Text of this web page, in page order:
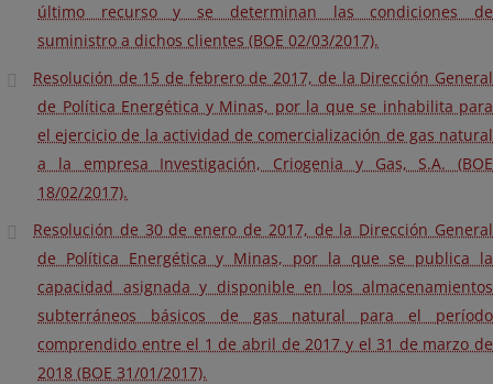
último recurso y se determinan las condiciones de
suministro a dichos clientes (BOE 02/03/2017).
Resolución de 15 de febrero de 2017, de la Dirección General
de Política Energética y Minas, por la que se inhabilita para
el ejercicio de la actividad de comercialización de gas natural
a la empresa Investigación, Criogenia y Gas, S.A. (BOE
18/02/2017).
Resolución de 30 de enero de 2017, de la Dirección General
de Política Energética y Minas, por la que se publica la
capacidad asignada y disponible en los almacenamientos
subterráneos básicos de gas natural para el período
comprendido entre el 1 de abril de 2017 y el 31 de marzo de
2018 (BOE 31/01/2017).